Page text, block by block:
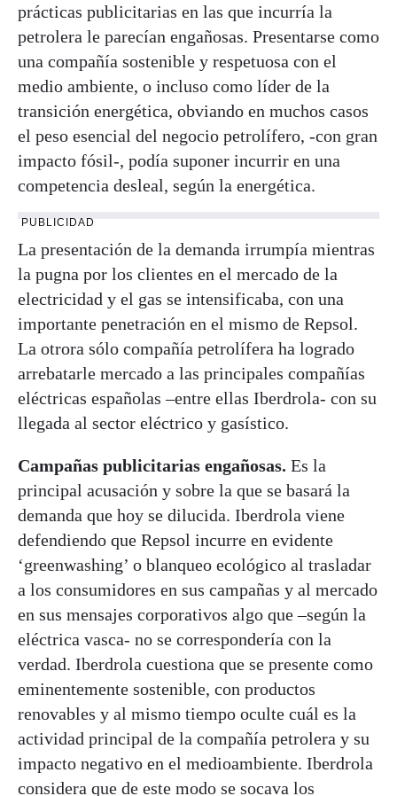
prácticas publicitarias en las que incurría la
petrolera le parecían engañosas. Presentarse como
una compañía sostenible y respetuosa con el
medio ambiente, o incluso como líder de la
transición energética, obviando en muchos casos
el peso esencial del negocio petrolífero, -con gran
impacto fósil-, podía suponer incurrir en una
competencia desleal, según la energética.
PUBLICIDAD
La presentación de la demanda irrumpía mientras
la pugna por los clientes en el mercado de la
electricidad y el gas se intensificaba, con una
importante penetración en el mismo de Repsol.
La otrora sólo compañía petrolífera ha logrado
arrebatarle mercado a las principales compañías
eléctricas españolas –entre ellas Iberdrola- con su
llegada al sector eléctrico y gasístico.
Campañas publicitarias engañosas. Es la
principal acusación y sobre la que se basará la
demanda que hoy se dilucida. Iberdrola viene
defendiendo que Repsol incurre en evidente
‘greenwashing’ o blanqueo ecológico al trasladar
a los consumidores en sus campañas y al mercado
en sus mensajes corporativos algo que –según la
eléctrica vasca- no se correspondería con la
verdad. Iberdrola cuestiona que se presente como
eminentemente sostenible, con productos
renovables y al mismo tiempo oculte cuál es la
actividad principal de la compañía petrolera y su
impacto negativo en el medioambiente. Iberdrola
considera que de este modo se socava los